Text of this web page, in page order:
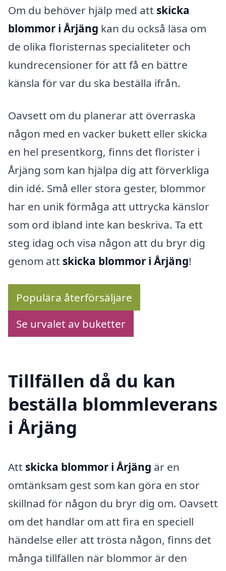
Om du behöver hjälp med att skicka
blommor i Årjäng kan du också läsa om
de olika floristernas specialiteter och
kundrecensioner för att få en bättre
känsla för var du ska beställa ifrån.
Oavsett om du planerar att överraska
någon med en vacker bukett eller skicka
en hel presentkorg, finns det florister i
Årjäng som kan hjälpa dig att förverkliga
din idé. Små eller stora gester, blommor
har en unik förmåga att uttrycka känslor
som ord ibland inte kan beskriva. Ta ett
steg idag och visa någon att du bryr dig
genom att skicka blommor i Årjäng!
Populära återförsäljare
Se urvalet av buketter
Tillfällen då du kan
beställa blommleverans
i Årjäng
Att skicka blommor i Årjäng är en
omtänksam gest som kan göra en stor
skillnad för någon du bryr dig om. Oavsett
om det handlar om att fira en speciell
händelse eller att trösta någon, finns det
många tillfällen när blommor är den